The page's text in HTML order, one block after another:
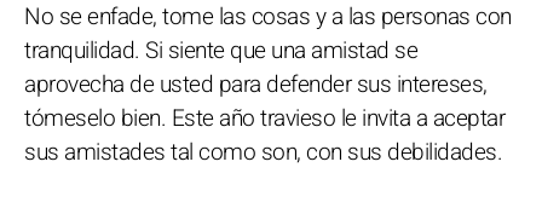
No se enfade, tome las cosas y a las personas con
tranquilidad. Si siente que una amistad se
aprovecha de usted para defender sus intereses,
tómeselo bien. Este año travieso le invita a aceptar
sus amistades tal como son, con sus debilidades.